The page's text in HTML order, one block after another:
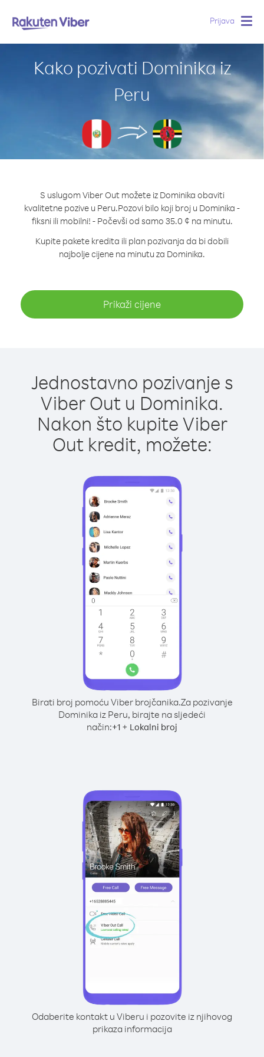
Prijava
Kako pozivati Dominika iz
Peru
S uslugom Viber Out možete iz Dominika obaviti
kvalitetne pozive u Peru.Pozovi bilo koji broj u Dominika -
fiksni ili mobilni! - Počevši od samo 35.0 ¢ na minutu.
Kupite pakete kredita ili plan pozivanja da bi dobili
najbolje cijene na minutu za Dominika.
Prikaži cijene
Jednostavno pozivanje s
Viber Out u Dominika.
Nakon što kupite Viber
Out kredit, možete:
Birati broj pomoću Viber brojčanika.Za pozivanje
Dominika iz Peru, birajte na sljedeći
način:+1 + Lokalni broj
Odaberite kontakt u Viberu i pozovite iz njihovog
prikaza informacija